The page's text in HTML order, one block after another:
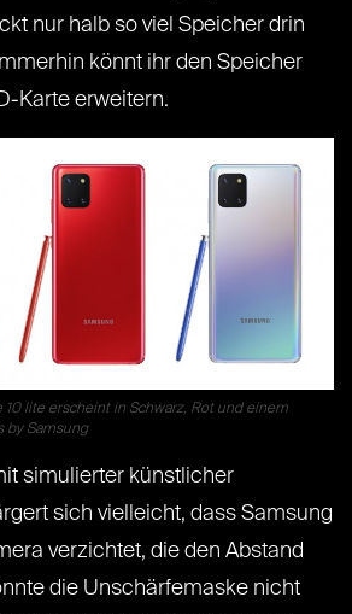
nur halb so viel Speicher drin
könnt ihr den Speicher
Karte erweitern.
10 lite erscheint in Schwarz, Rot und einem
by Samsung
simulierter künstlicher
sich vielleicht, dass Samsung
verzichtet, die den Abstand
die Unschärfemaske nicht